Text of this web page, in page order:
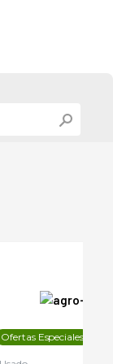
Ofertas Especiales